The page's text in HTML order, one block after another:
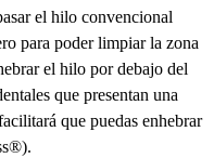
el hilo convencional
para poder limpiar la zona
el hilo por debajo del
que presentan una
que puedas enhebrar